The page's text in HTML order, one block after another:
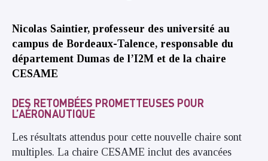
Nicolas Saintier, professeur des université au
campus de Bordeaux-Talence, responsable du
département Dumas de l’I2M et de la chaire
CESAME
DES RETOMBÉES PROMETTEUSES POUR
L’AÉRONAUTIQUE
Les résultats attendus pour cette nouvelle chaire sont
multiples. La chaire CESAME inclut des avancées